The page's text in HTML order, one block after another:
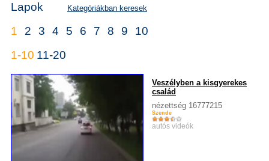
Lapok Kategóriákban keresek
1 2 3 4 5 6 7 8 9
10
1-10 11-20
Veszélyben a kisgyerekes
család
nézettség 16777215
Szende
autós videók